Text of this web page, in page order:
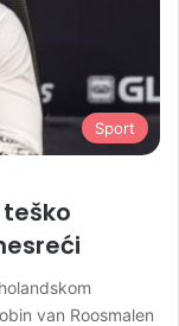
Sport
van Roosmalen